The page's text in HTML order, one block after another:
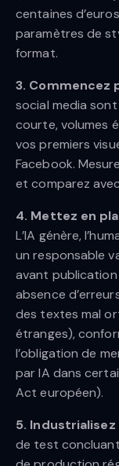
centaines
paramètres de
format.
3. Commencez
social media
courte, volumes
vos premiers
Facebook.
et comparez
4. Mettez en
L’IA génère,
un responsable
avant publication
absence
des textes mal
étranges),
l’obligation de
par IA dans
Act européen).
5.
de test